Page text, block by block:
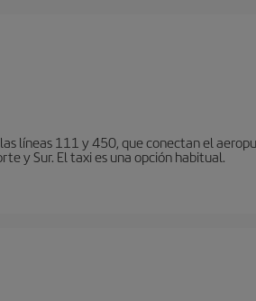
líneas 111 y 450, que conectan el
y Sur. El taxi es una opción habitual.